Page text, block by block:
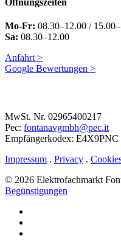
Mo-Fr: 08.30–12.00 /
Sa: 08.30–12.00
Anfahrt >
Google Bewertungen >
MwSt. Nr. 02965400217
Pec: fontanavgmbh@pec.it
Empfängerkodex: E4X9PNC
Impressum . Privacy .
© 2026 Elektrofachmarkt
Begünstigungen